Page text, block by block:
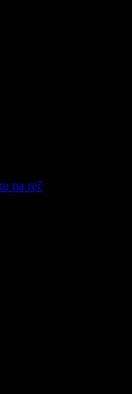
na reč